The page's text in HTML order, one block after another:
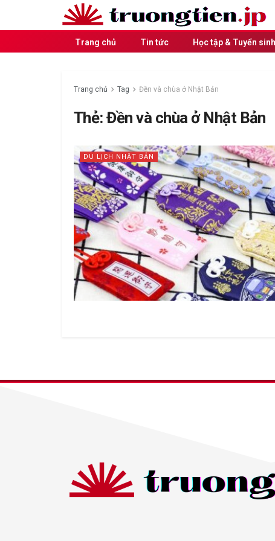
Trang chủ Tin tức Học tập & Tuyển sinh
Trang chủ Tag Đền và chùa ở Nhật Bản
Thẻ:Đền và chùa ở Nhật Bản
DU LỊCH NHẬT BẢN